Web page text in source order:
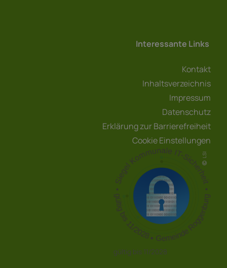
Interessante Links
Kontakt
Inhaltsverzeichnis
Impressum
Datenschutz
Erklärung zur Barrierefreiheit
Cookie Einstellungen
LSI
gültig bis 11/2028